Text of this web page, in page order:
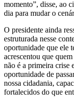
momento”, disse, ao
dia para mudar o
O presidente ainda
estruturada nesse
oportunidade que ele
acrescentou que
não é a primeira crise
oportunidade de
nossa cidadania,
fortalecidos do que